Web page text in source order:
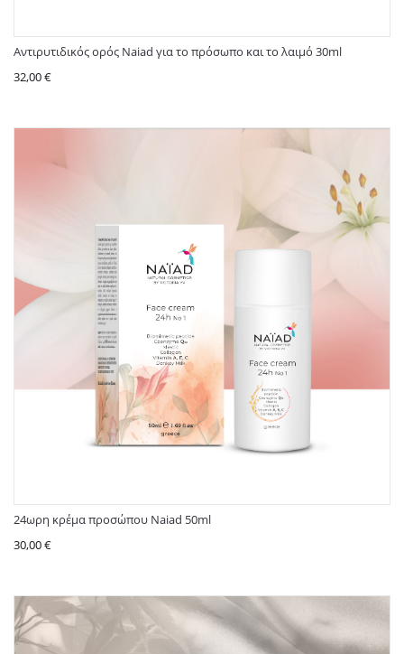
Αντιρυτιδικός ορός Naiad για το πρόσωπο και το λαιμό 30ml
32,00€
24ωρη κρέμα προσώπου Naiad 50ml
30,00€